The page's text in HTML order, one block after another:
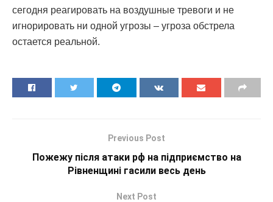
сегодня реагировать на воздушные тревоги и не
игнорировать ни одной угрозы – угроза обстрела
остается реальной.
Previous Post
Пожежу після атаки рф на підприємство на
Рівненщині гасили весь день
Next Post